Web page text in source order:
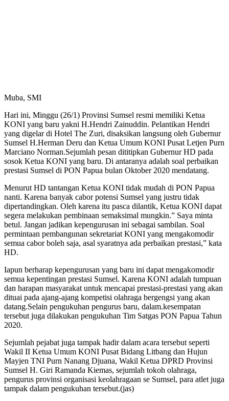
Muba, SMI
Hari ini, Minggu (26/1) Provinsi Sumsel resmi memiliki Ketua
KONI yang baru yakni H.Hendri Zainuddin. Pelantikan Hendri
yang digelar di Hotel The Zuri, disaksikan langsung oleh Gubernur
Sumsel H.Herman Deru dan Ketua Umum KONI Pusat Letjen Purn
Marciano Norman.Sejumlah pesan dititipkan Gubernur HD pada
sosok Ketua KONI yang baru. Di antaranya adalah soal perbaikan
prestasi Sumsel di PON Papua bulan Oktober 2020 mendatang.
Menurut HD tantangan Ketua KONI tidak mudah di PON Papua
nanti. Karena banyak cabor potensi Sumsel yang justru tidak
dipertandingkan. Oleh karena itu pasca dilantik, Ketua KONI dapat
segera melakukan pembinaan semaksimal mungkin.” Saya minta
betul. Jangan jadikan kepengurusan ini sebagai sambilan. Soal
permintaan pembangunan sekretariat KONI yang mengakomodir
semua cabor boleh saja, asal syaratnya ada perbaikan prestasi,” kata
HD.
Iapun berharap kepengurusan yang baru ini dapat mengakomodir
semua kepentingan prestasi Sumsel. Karena KONI adalah tumpuan
dan harapan masyarakat untuk mencapai prestasi-prestasi yang akan
dituai pada ajang-ajang kompetisi olahraga bergengsi yang akan
datang.Selain pengukuhan pengurus baru, dalam.kesempatan
tersebut juga dilakukan pengukuhan Tim Satgas PON Papua Tahun
2020.
Sejumlah pejabat juga tampak hadir dalam acara tersebut seperti
Wakil II Ketua Umum KONI Pusat Bidang Litbang dan Hujun
Mayjen TNI Purn Nanang Djuana, Wakil Ketua DPRD Provinsi
Sumsel H. Giri Ramanda Kiemas, sejumlah tokoh olahraga,
pengurus provinsi organisasi keolahragaan se Sumsel, para atlet juga
tampak dalam pengukuhan tersebut.(jas)